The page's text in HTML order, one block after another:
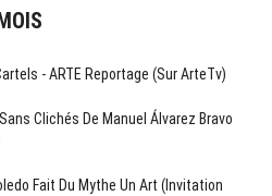
- ARTE Reportage (sur ArteTv)
Clichés De Manuel Álvarez Bravo
Fait Du Mythe Un Art (Invitation